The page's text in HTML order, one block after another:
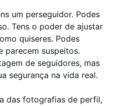
um perseguidor. Podes
Tens o poder de ajustar
quiseres. Podes
parecem suspeitos.
de seguidores, mas
segurança na vida real.
das fotografias de perfil,